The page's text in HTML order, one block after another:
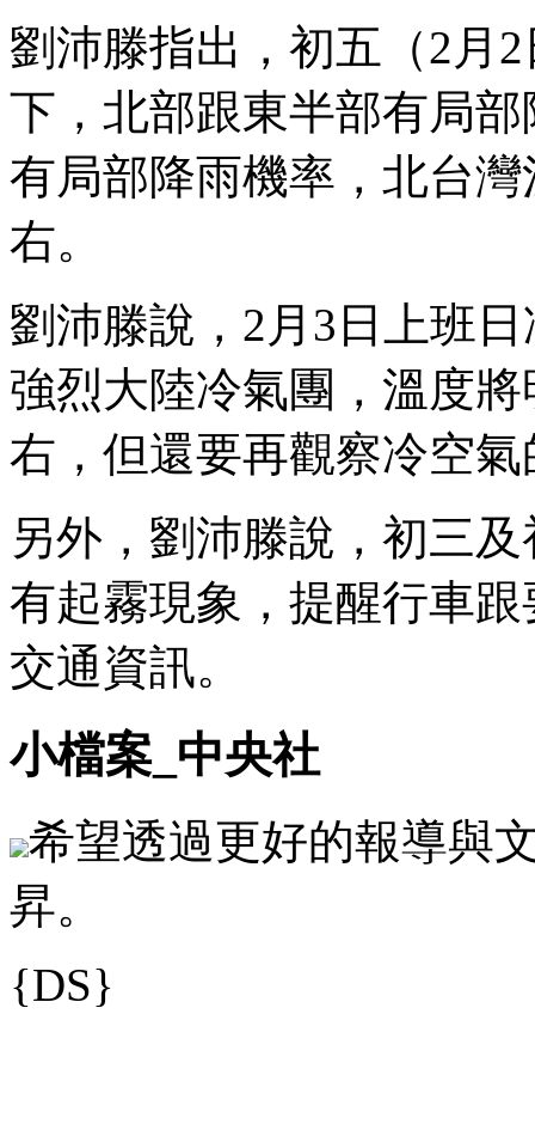
劉沛滕指出，初五（2月
下，北部跟東半部有局
有局部降雨機率，北台
右。
劉沛滕說，2月3日上班
強烈大陸冷氣團，溫度
右，但還要再觀察冷空
另外，劉沛滕說，初三
有起霧現象，提醒行車
交通資訊。
小檔案_中央社
希望透過更好的報導與
昇。
{DS}